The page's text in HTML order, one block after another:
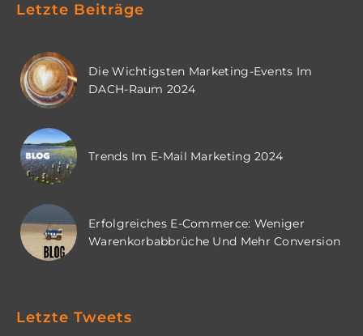
Letzte Beiträge
Die Wichtigsten Marketing-Events Im
DACH-Raum 2024
Trends Im E-Mail Marketing 2024
Erfolgreiches E-Commerce: Weniger
Warenkorbabbrüche Und Mehr Conversion
Letzte Tweets